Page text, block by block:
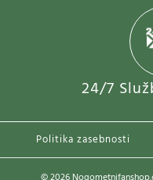
24/7
Politika zasebnosti